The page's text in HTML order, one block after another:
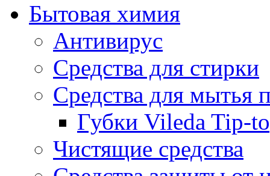
Бытовая химия
Антивирус
Средства для стирки
Средства для мытья
Губки Vileda Tip-
Чистящие средства